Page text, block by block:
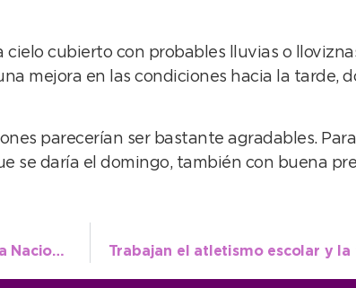
cubierto con probables lluvias o
mejora en las condiciones hacia la tarde,
parecerían ser bastante agradables.
se daría el domingo, también con buena
Con visitas guiadas y charlas, Necochea será parte del Día Nacional de los Monumentos